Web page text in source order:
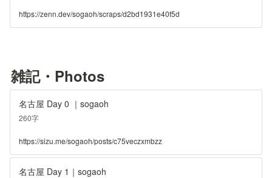
https://zenn.dev/sogaoh/scraps/d2bd1931e40f5d
雑記・Photos
名古屋 Day 0 ｜sogaoh
260字
https://sizu.me/sogaoh/posts/c75veczxmbzz
名古屋 Day 1｜sogaoh